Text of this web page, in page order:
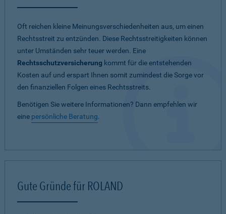
Oft reichen kleine Meinungsverschiedenheiten aus, um einen
Rechtsstreit zu entzünden. Diese Rechtsstreitigkeiten können
unter Umständen sehr teuer werden. Eine
Rechtsschutzversicherung kommt für die entstehenden
Kosten auf und erspart Ihnen somit zumindest die Sorge vor
den finanziellen Folgen eines Rechtsstreits.
Benötigen Sie weitere Informationen? Dann empfehlen wir
eine persönliche Beratung.
Gute Gründe für ROLAND